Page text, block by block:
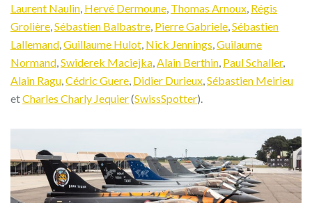
Laurent Naulin Hervé Dermoune Thomas Arnoux Régis
Grolière Sébastien Balbastre Pierre Gabriele Sébastien
Lallemand Guillaume Hulot Nick Jennings Guilaume
Normand Swiderek Maciejka‎ Alain Berthin Paul Schaller,
Alain Ragu Cédric Guere Didier Durieux Sébastien Meirieu
etCharles Charly Jequier(SwissSpotter).